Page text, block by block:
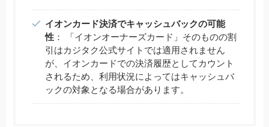
イオンカード決済でキャッシュバックの可能
性 ： 「イオンオーナーズカード」そのものの割
引はカジタク公式サイトでは適用されません
が、イオンカードでの決済履歴としてカウント
されるため、利用状況によってはキャッシュバ
ックの対象となる場合があります。